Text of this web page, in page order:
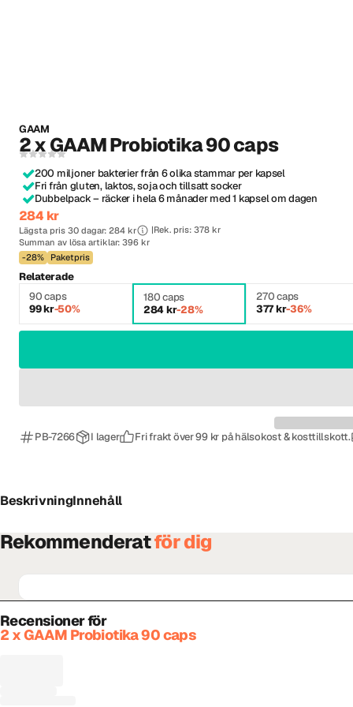
GAAM
2 x GAAM Probiotika 90 caps
200 miljoner bakterier från 6 olika stammar per kapsel
Fri från gluten, laktos, soja och tillsatt socker
Dubbelpack – räcker i hela 6 månader med 1 kapsel om dagen
284 kr
Lägsta pris 30 dagar: 284 kr
Rek. pris: 378 kr
Summan av lösa artiklar: 396 kr
-28%
Paketpris
Relaterade
90 caps
99 kr-50%
180 caps
284 kr-28%
270 caps
377 kr-36%
PB-7266 I lager Fri frakt över 99 kr på hälsokost & kosttillskott.
BeskrivningInnehåll
Rekommenderatför dig
Recensioner för
2 x GAAM Probiotika 90 caps